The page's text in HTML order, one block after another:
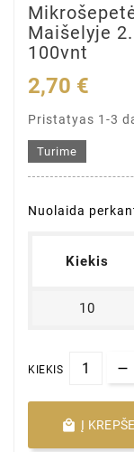
Maišelyje
100vnt
2,70 €
Pristatyas 1-3
Turime
Nuolaida
Kiekis
10
KIEKIS
 Į